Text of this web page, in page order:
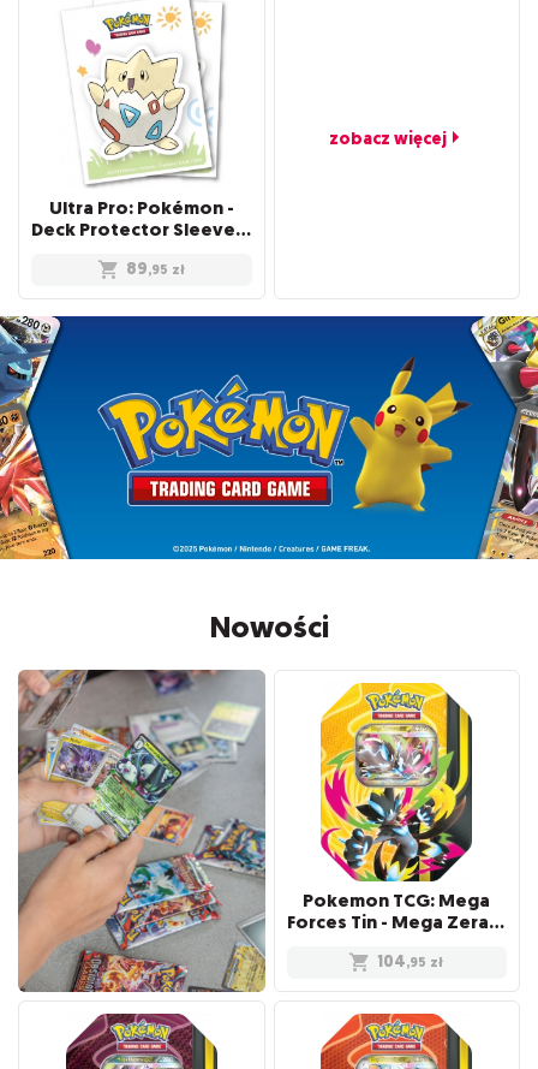
Ultra Pro: Pokémon -
Deck Protector Sleeves - Togepi (105 szt.)
89,95 zł
zobacz więcej
Nowości
Pokemon TCG: Mega
Forces Tin - Mega Zeraora ex
104,95 zł